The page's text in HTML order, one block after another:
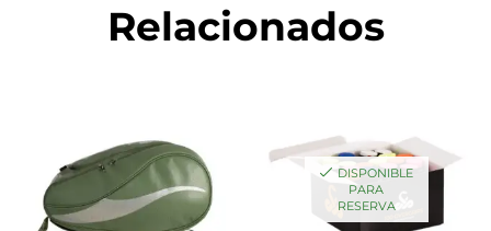
Relacionados
DISPONIBLE
PARA
RESERVA